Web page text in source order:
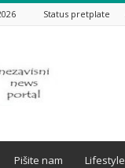
Status pretplate
Pišite nam Lifestyle